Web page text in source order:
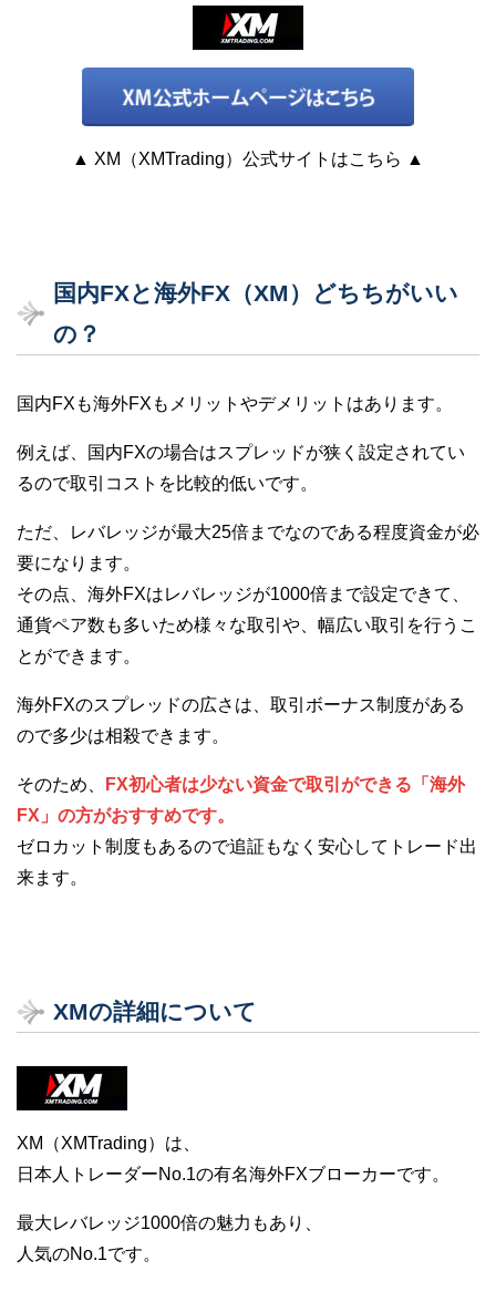
▲ XM（XMTrading）公式サイトはこちら ▲
国内FXと海外FX（XM）どちちがいい
の？
国内FXも海外FXもメリットやデメリットはあります。
例えば、国内FXの場合はスプレッドが狭く設定されてい
るので取引コストを比較的低いです。
ただ、レバレッジが最大25倍までなのである程度資金が必
要になります。
その点、海外FXはレバレッジが1000倍まで設定できて、
通貨ペア数も多いため様々な取引や、幅広い取引を行うこ
とができます。
海外FXのスプレッドの広さは、取引ボーナス制度がある
ので多少は相殺できます。
そのため、
FX初心者は少ない資金で取引ができる「海外
FX」の方がおすすめです。
ゼロカット制度もあるので追証もなく安心してトレード出
来ます。
XMの詳細について
XM（XMTrading）は、
日本人トレーダーNo.1の有名海外FXブローカーです。
最大レバレッジ1000倍の魅力もあり、
人気のNo.1です。